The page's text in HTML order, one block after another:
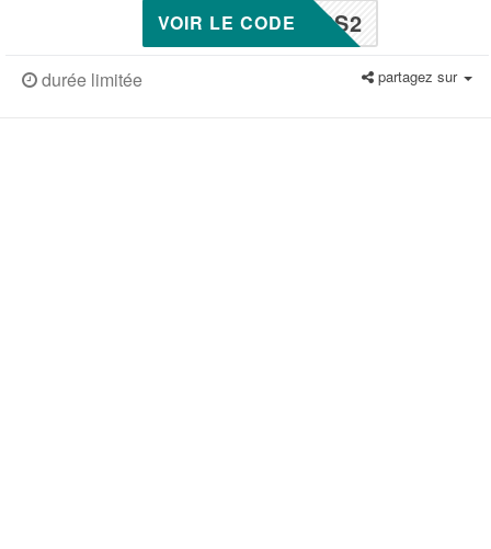
CS2
VOIR LE CODE
durée limitée partagez sur